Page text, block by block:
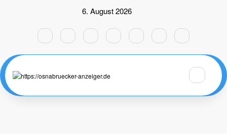
6. August 2026